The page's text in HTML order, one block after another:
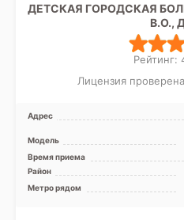
ДЕТСКАЯ ГОРОДСКАЯ
В.О.,
Рейтинг:
Лицензия проверена
Адрес
Модель
Время приема
Район
Метро рядом